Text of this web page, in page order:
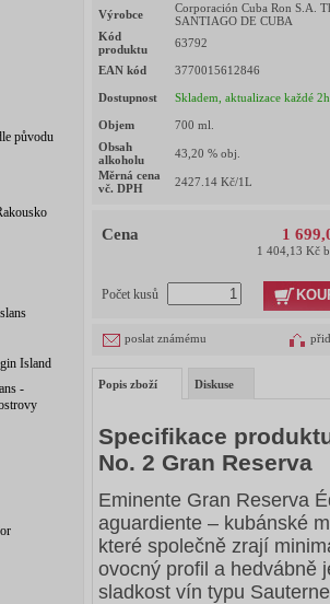
původu
Island
-
Výrobce
Corporación Cuba Ron S.A.
SANTIAGO DE CUBA
Kód
produktu
63792
EAN kód 3770015612846
Dostupnost Skladem, aktualizace každé 2h
Objem 700 ml.
Obsah
alkoholu
43,20 % obj.
Měrná cena
vč. DPH
2427.14 Kč/1L
Cena 1
1 404,13 Kč
Počet kusů
poslat známému
Popis zboží Diskuse
Specifikace
No. 2 Gran Reserva
Eminente Gran Reserva
aguardiente – kubánské
které společně zrají
ovocný profil a hedvábně
sladkost vín typu